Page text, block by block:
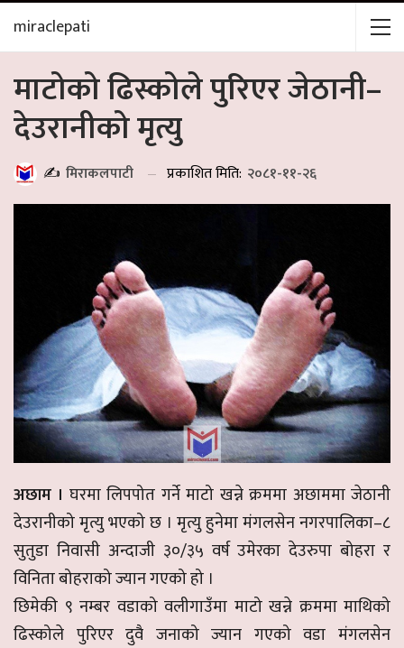
miraclepati
माटोको ढिस्कोले पुरिएर जेठानी–
देउरानीको मृत्यु
✍️ मिराकलपाटी प्रकाशित मिति: २०८१-११-२६
अछाम । घरमा लिपपोत गर्ने माटो खन्ने क्रममा अछाममा जेठानी
देउरानीको मृत्यु भएको छ । मृत्यु हुनेमा मंगलसेन नगरपालिका–८
सुतुडा निवासी अन्दाजी ३०/३५ वर्ष उमेरका देउरुपा बोहरा र
विनिता बोहराको ज्यान गएको हो ।
छिमेकी ९ नम्बर वडाको वलीगाउँमा माटो खन्ने क्रममा माथिको
ढिस्कोले पुरिएर दुवै जनाको ज्यान गएको वडा मंगलसेन